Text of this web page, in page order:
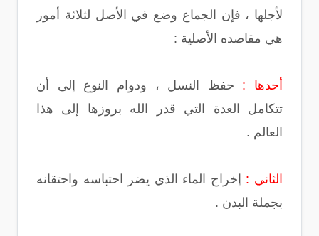
لأجلها ، فإن الجماع وضع في الأصل لثلاثة أمور
هي مقاصده الأصلية :
أحدها : حفظ النسل ، ودوام النوع إلى أن
تتكامل العدة التي قدر الله بروزها إلى هذا
العالم .
الثاني : إخراج الماء الذي يضر احتباسه واحتقانه
بجملة البدن .